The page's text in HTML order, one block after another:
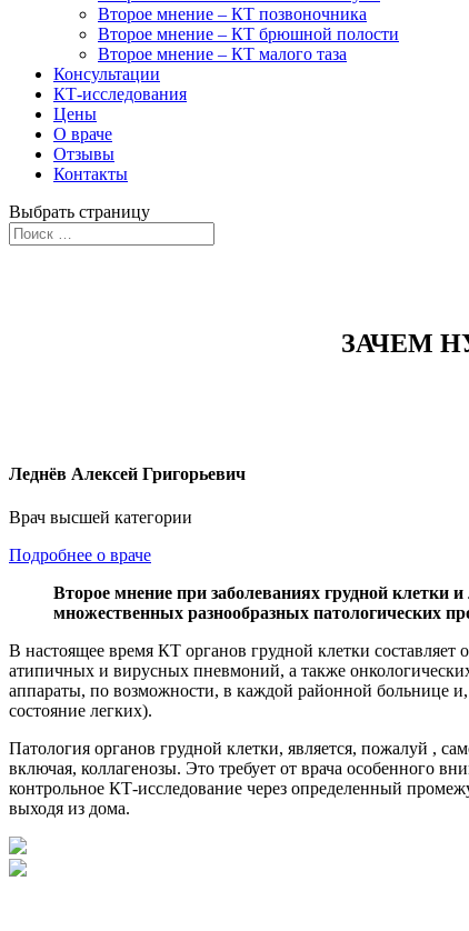
Второе мнение – КТ позвоночника
Второе мнение – КТ брюшной полости
Второе мнение – КТ малого таза
Консультации
КТ-исследования
Цены
О враче
Отзывы
Контакты
Выбрать страницу
ЗАЧЕМ
Леднёв Алексей Григорьевич
Врач высшей категории
Подробнее о враче
Второе мнение при заболеваниях грудной клетки
множественных разнообразных патологических
В настоящее время КТ органов грудной клетки
атипичных и вирусных пневмоний, а также
аппараты, по возможности, в каждой районной больнице
состояние легких).
Патология органов грудной клетки, является, пожалуй ,
включая, коллагенозы. Это требует от врача особенного
контрольное КТ-исследование через определенный
выходя из дома.